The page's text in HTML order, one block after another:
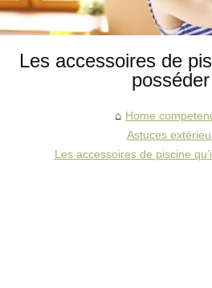
Les accessoires de
posséder
Home
Astuces
Les accessoires de piscine